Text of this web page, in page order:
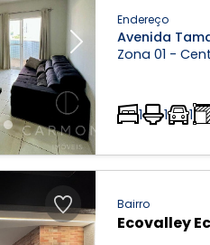
Next
Endereço
Avenida
Zona 01 -
1 1 1
Bairro
Ecovalley